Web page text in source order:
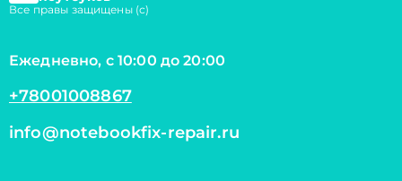
Все правы защищены (с)
Ежедневно, с 10:00 до 20:00
+78001008867
info@notebookfix-repair.ru